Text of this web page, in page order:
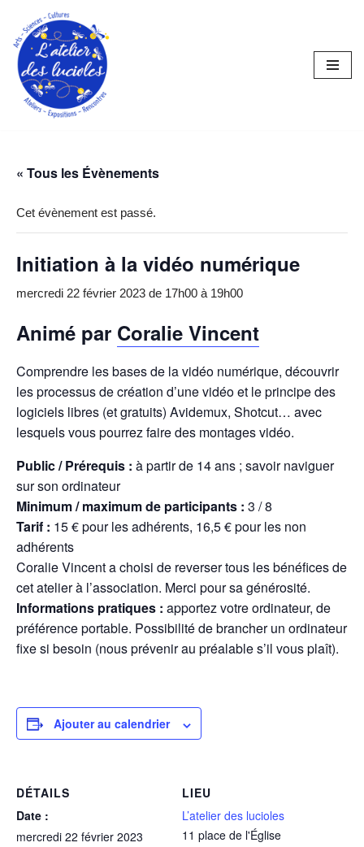
Aller
au
contenu
« Tous les Évènements
Cet évènement est passé.
Initiation à la vidéo numérique
mercredi 22 février 2023 de 17h00 à 19h00
Animé par Coralie Vincent
Comprendre les bases de la vidéo numérique, découvrir
les processus de création d’une vidéo et le principe des
logiciels libres (et gratuits) Avidemux, Shotcut… avec
lesquels vous pourrez faire des montages vidéo.
Public / Prérequis : à partir de 14 ans ; savoir naviguer
sur son ordinateur
Minimum / maximum de participants : 3 / 8
Tarif : 15 € pour les adhérents, 16,5 € pour les non
adhérents
Coralie Vincent a choisi de reverser tous les bénéfices de
cet atelier à l’association. Merci pour sa générosité.
Informations pratiques : apportez votre ordinateur, de
préférence portable. Possibilité de brancher un ordinateur
fixe si besoin (nous prévenir au préalable s’il vous plaît).
Ajouter au calendrier
DÉTAILS
Date :
mercredi 22 février 2023
LIEU
L’atelier des lucioles
11 place de l'Église